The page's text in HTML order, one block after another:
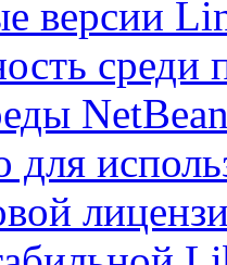
версии
среди
для